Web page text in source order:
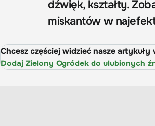
dźwięk, kształty.
miskantów w
Chcesz częściej widzieć nasze artykuły
Dodaj Zielony Ogródek do ulubionych